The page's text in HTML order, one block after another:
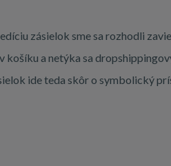
zásielok sme sa rozhodli
a netýka sa
ide teda skôr o symbolický